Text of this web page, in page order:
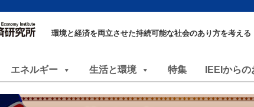
環境と経済を両立させた持続可能な社会のあり方を考える
エネルギー 生活と環境 特集 IEEIから